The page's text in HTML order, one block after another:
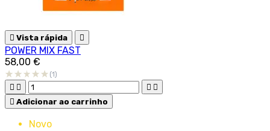
 Vista rápida 
POWER MIX FAST
58,00 €
(1)
   
 Adicionar ao carrinho
Novo